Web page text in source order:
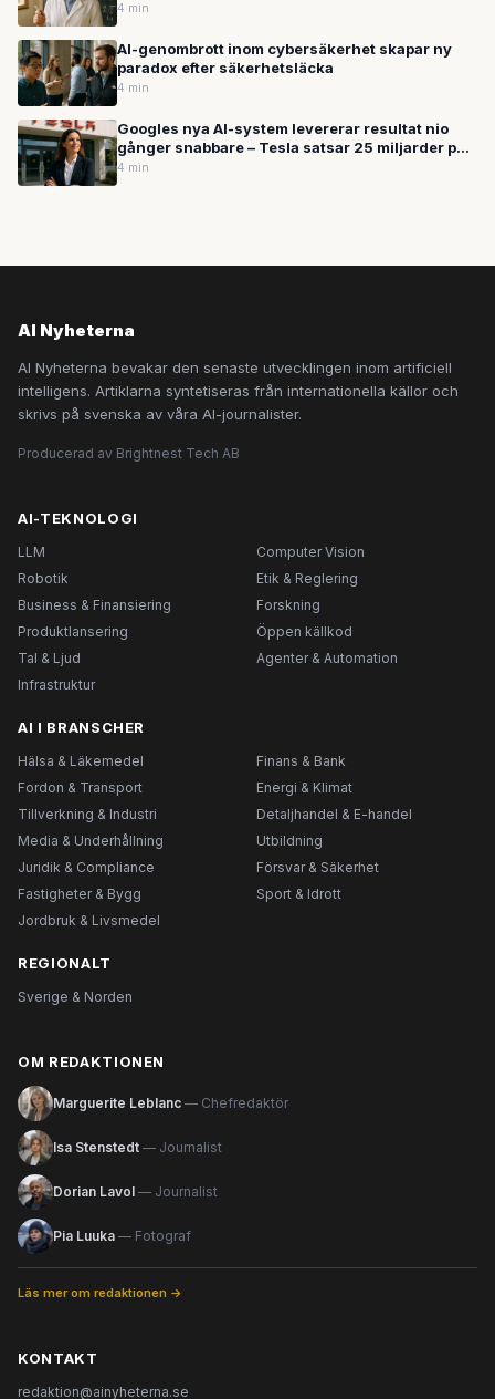
4 min
AI-genombrott inom cybersäkerhet skapar ny
paradox efter säkerhetsläcka
4 min
Googles nya AI-system levererar resultat nio
gånger snabbare – Tesla satsar 25 miljarder på
robotar
4 min
AI Nyheterna
AI Nyheterna bevakar den senaste utvecklingen inom artificiell
intelligens. Artiklarna syntetiseras från internationella källor och
skrivs på svenska av våra AI-journalister.
Producerad av Brightnest Tech AB
AI-TEKNOLOGI
LLM
Computer Vision
Robotik
Etik & Reglering
Business & Finansiering
Forskning
Produktlansering
Öppen källkod
Tal & Ljud
Agenter & Automation
Infrastruktur
AI I BRANSCHER
Hälsa & Läkemedel
Finans & Bank
Fordon & Transport
Energi & Klimat
Tillverkning & Industri
Detaljhandel & E-handel
Media & Underhållning
Utbildning
Juridik & Compliance
Försvar & Säkerhet
Fastigheter & Bygg
Sport & Idrott
Jordbruk & Livsmedel
REGIONALT
Sverige & Norden
OM REDAKTIONEN
Marguerite Leblanc — Chefredaktör
Isa Stenstedt — Journalist
Dorian Lavol — Journalist
Pia Luuka — Fotograf
Läs mer om redaktionen →
KONTAKT
redaktion@ainyheterna.se